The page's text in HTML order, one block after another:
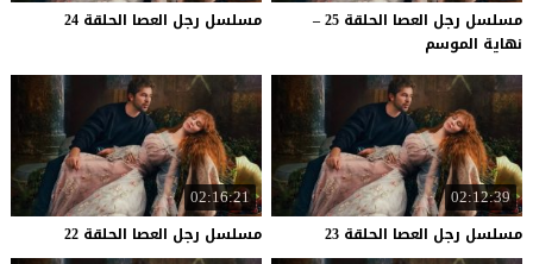
مسلسل رجل العصا الحلقة 25 –
نهاية الموسم
مسلسل رجل العصا الحلقة 24
02:12:39
مسلسل رجل العصا الحلقة 23
02:16:21
مسلسل رجل العصا الحلقة 22